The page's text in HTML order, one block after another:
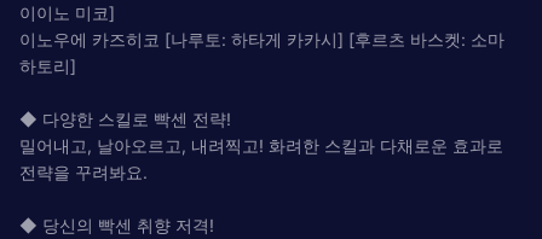
이이노 미코]
이노우에 카즈히코 [나루토: 하타게 카카시] [후르츠 바스켓: 소마
하토리]
◆ 다양한 스킬로 빡센 전략!
밀어내고, 날아오르고, 내려찍고! 화려한 스킬과 다채로운 효과로
전략을 꾸려봐요.
◆ 당신의 빡센 취향 저격!